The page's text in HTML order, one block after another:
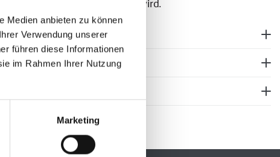
Medien anbieten zu können
Verwendung unserer
führen diese Informationen
im Rahmen Ihrer Nutzung
Marketing